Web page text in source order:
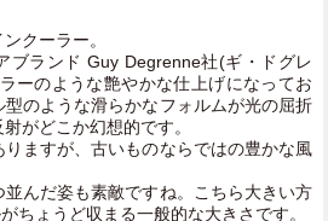
クーラー。
ブランド Guy Degrenne社(ギ・ドグレ
ーのような艶やかな仕上げになってお
型のような滑らかなフォルムが光の屈折
がどこか幻想的です。
ますが、古いものならではの豊かな風
んだ姿も素敵ですね。こちら大きい方
ちょうど収まる一般的な大きさです。